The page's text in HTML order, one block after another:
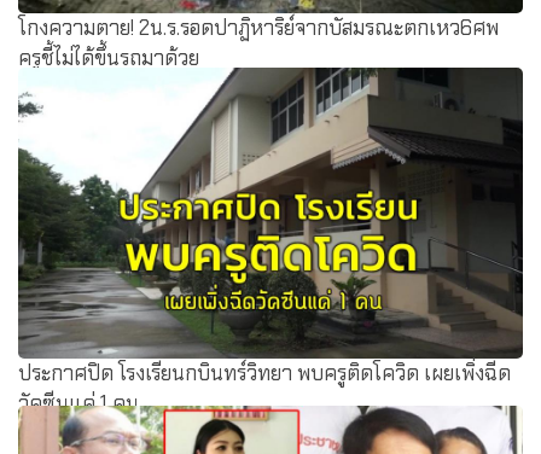
โกงความตาย! 2น.ร.รอดปาฏิหาริย์จากบัสมรณะตกเหว6ศพ
ครูชี้ไม่ได้ขึ้นรถมาด้วย
ประกาศปิด โรงเรียนกบินทร์วิทยา พบครูติดโควิด เผยเพิ่งฉีด
วัคซีนแค่ 1 คน